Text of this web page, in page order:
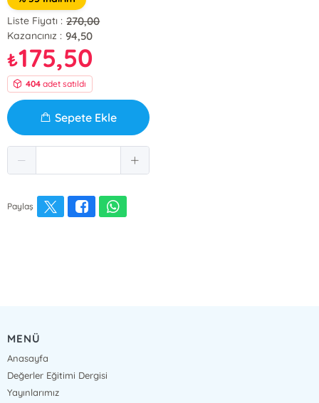
Liste Fiyatı : 270,00
Kazancınız : 94,50
₺175,50
404 adet satıldı
Sepete Ekle
Paylaş
MENÜ
Anasayfa
Değerler Eğitimi Dergisi
Yayınlarımız